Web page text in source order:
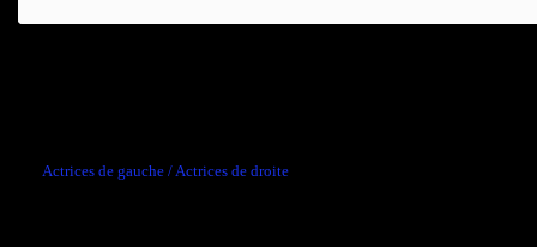
Actrices de gauche / Actrices de droite